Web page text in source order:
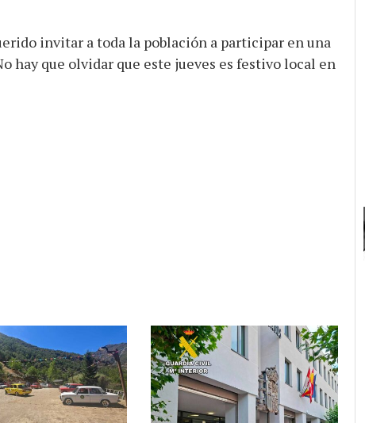
invitar a toda la población a participar en una
hay que olvidar que este jueves es festivo local en